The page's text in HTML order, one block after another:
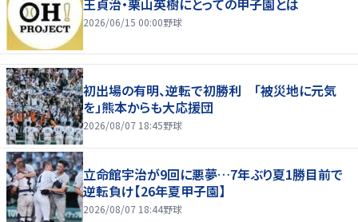
王貞治・栗山英樹にとっての甲子園とは
2026/06/15 00:00野球
初出場の有明、逆転で初勝利 「被災地に元気
を」熊本からも大応援団
2026/08/07 18:45野球
立命館宇治が9回に悪夢…7年ぶり夏1勝目前で
逆転負け【26年夏甲子園】
2026/08/07 18:44野球